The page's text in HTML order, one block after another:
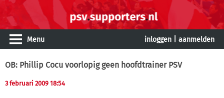
Menu inloggen aanmelden
OB: Phillip Cocu voorlopig geen hoofdtrainer PSV
3 februari 2009 18:54